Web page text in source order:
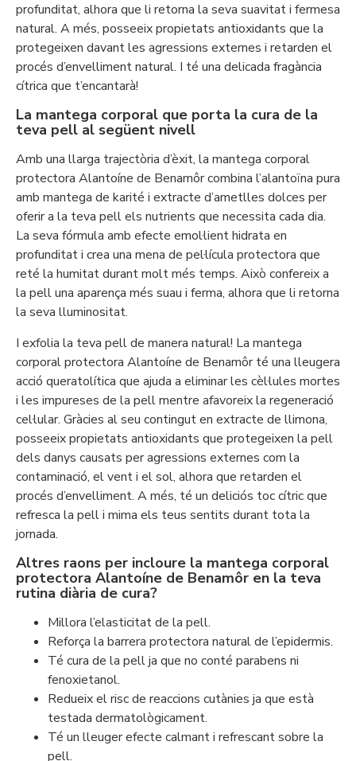
profunditat, alhora que li retorna la seva suavitat i fermesa
natural. A més, posseeix propietats antioxidants que la
protegeixen davant les agressions externes i retarden el
procés d’envelliment natural. I té una delicada fragància
cítrica que t’encantarà!
La mantega corporal que porta la cura de la
teva pell al següent nivell
Amb una llarga trajectòria d’èxit, la mantega corporal
protectora Alantoíne de Benamôr combina l’alantoïna pura
amb mantega de karité i extracte d’ametlles dolces per
oferir a la teva pell els nutrients que necessita cada dia.
La seva fórmula amb efecte emol·lient hidrata en
profunditat i crea una mena de pel·lícula protectora que
reté la humitat durant molt més temps. Això confereix a
la pell una aparença més suau i ferma, alhora que li retorna
la seva lluminositat.
I exfolia la teva pell de manera natural! La mantega
corporal protectora Alantoíne de Benamôr té una lleugera
acció queratolítica que ajuda a eliminar les cèl·lules mortes
i les impureses de la pell mentre afavoreix la regeneració
cel·lular. Gràcies al seu contingut en extracte de llimona,
posseeix propietats antioxidants que protegeixen la pell
dels danys causats per agressions externes com la
contaminació, el vent i el sol, alhora que retarden el
procés d’envelliment. A més, té un deliciós toc cítric que
refresca la pell i mima els teus sentits durant tota la
jornada.
Altres raons per incloure la mantega corporal
protectora Alantoíne de Benamôr en la teva
rutina diària de cura?
Millora l’elasticitat de la pell.
Reforça la barrera protectora natural de l’epidermis.
Té cura de la pell ja que no conté parabens ni
fenoxietanol.
Redueix el risc de reaccions cutànies ja que està
testada dermatològicament.
Té un lleuger efecte calmant i refrescant sobre la
pell.